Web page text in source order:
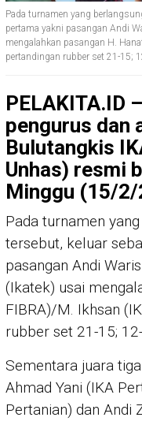
Pada turnamen yang
pertama yakni pasangan Andi
mengalahkan pasangan H.
pertandingan rubber set 21-15;
PELAKITA.ID
pengurus dan
Bulutangkis
Unhas) resmi
Minggu (15/
Pada turnamen
tersebut, keluar
pasangan Andi
(Ikatek) usai
FIBRA)/M. Ikhsan
rubber set 21-15;
Sementara juara
Ahmad Yani (IKA
Pertanian) dan Andi